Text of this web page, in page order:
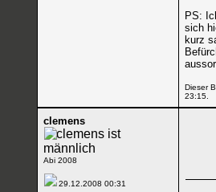
PS:
sich
kurz
Dieser
23:15
clemens
Abi 2008
29.12.200800:31